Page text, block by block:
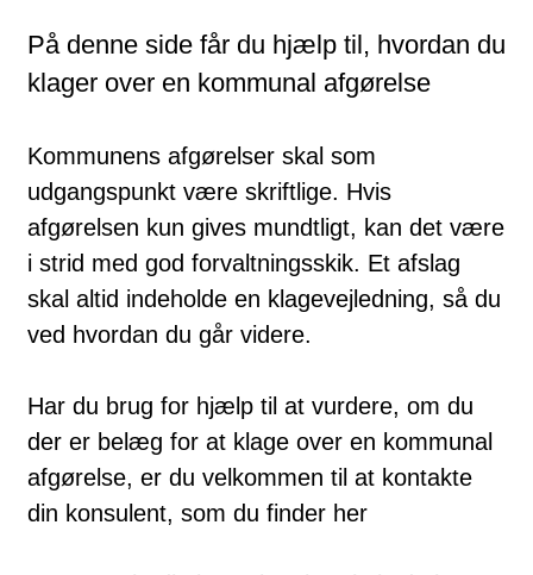
På denne side får du hjælp til, hvordan du
klager over en kommunal afgørelse
Kommunens afgørelser skal som
udgangspunkt være skriftlige. Hvis
afgørelsen kun gives mundtligt, kan det være
i strid med god forvaltningsskik. Et afslag
skal altid indeholde en klagevejledning, så du
ved hvordan du går videre.
Har du brug for hjælp til at vurdere, om du
der er belæg for at klage over en kommunal
afgørelse, er du velkommen til at kontakte
din konsulent, som du finder her